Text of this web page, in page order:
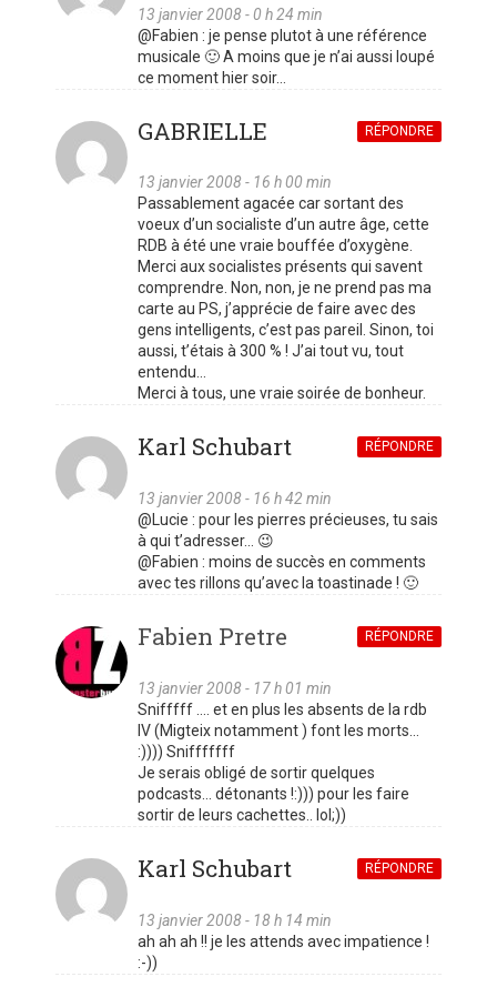
13 janvier 2008 - 0 h 24 min
@Fabien : je pense plutot à une référence
musicale 🙂 A moins que je n’ai aussi loupé
ce moment hier soir…
GABRIELLE
13 janvier 2008 - 16 h 00 min
RÉPONDRE
Passablement agacée car sortant des
voeux d’un socialiste d’un autre âge, cette
RDB à été une vraie bouffée d’oxygène.
Merci aux socialistes présents qui savent
comprendre. Non, non, je ne prend pas ma
carte au PS, j’apprécie de faire avec des
gens intelligents, c’est pas pareil. Sinon, toi
aussi, t’étais à 300 % ! J’ai tout vu, tout
entendu…
Merci à tous, une vraie soirée de bonheur.
Karl Schubart
13 janvier 2008 - 16 h 42 min
RÉPONDRE
@Lucie : pour les pierres précieuses, tu sais
à qui t’adresser… 😉
@Fabien : moins de succès en comments
avec tes rillons qu’avec la toastinade ! 🙂
Fabien Pretre
13 janvier 2008 - 17 h 01 min
RÉPONDRE
Snifffff …. et en plus les absents de la rdb
IV (Migteix notamment ) font les morts…
:)))) Snifffffff
Je serais obligé de sortir quelques
podcasts… détonants !:))) pour les faire
sortir de leurs cachettes.. lol;))
Karl Schubart
13 janvier 2008 - 18 h 14 min
RÉPONDRE
ah ah ah !! je les attends avec impatience !
:-))